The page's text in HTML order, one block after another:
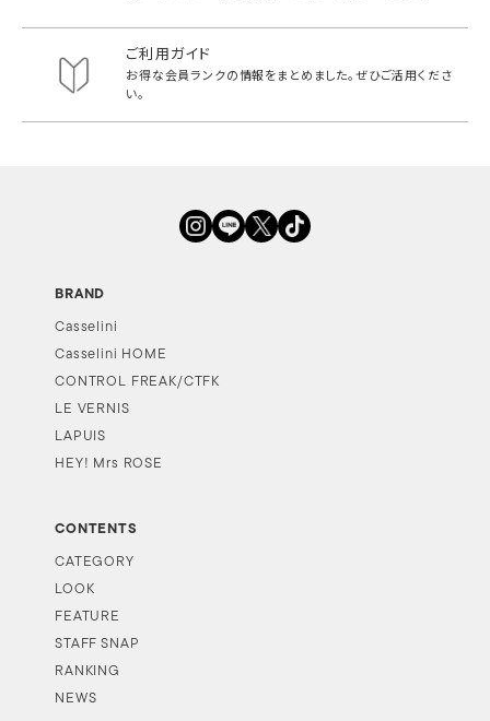
ご利用ガイド
お得な会員ランクの情報をまとめました。ぜひご活用くださ
い。
BRAND
Casselini
Casselini HOME
CONTROL FREAK/CTFK
LE VERNIS
LAPUIS
HEY! Mrs ROSE
CONTENTS
CATEGORY
LOOK
FEATURE
STAFF SNAP
RANKING
NEWS